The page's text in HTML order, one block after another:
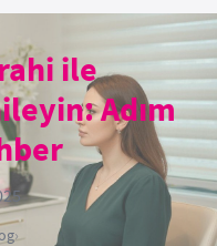
ile
Adım
›